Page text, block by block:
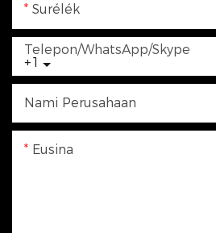
Surélék
+1
Telepon/WhatsApp/Skype
Nami Perusahaan
Eusina